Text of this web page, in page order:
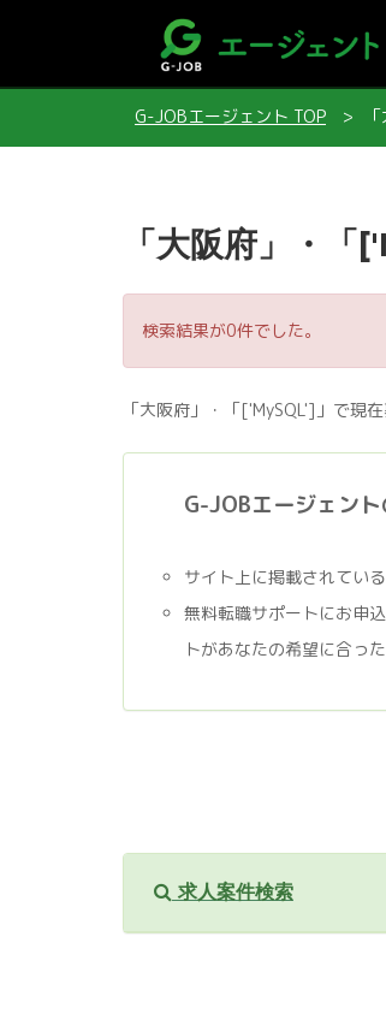
G-JOBエージェント TOP
「大阪府」・
検索結果が0件でした。
「大阪府」・「['MySQL']」で現
G-JOBエージェント
サイト上に掲載されてい
無料転職サポートにお申
トがあなたの希望に合っ
求人案件検索